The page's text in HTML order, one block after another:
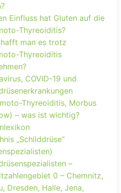
Einfluss hat Gluten auf die
Thyreoiditis?
man es trotz
Thyreoiditis
COVID-19 und
Thyreoiditis, Morbus
– was ist wichtig?
„Schilddrüse“
–
0 – Chemnitz,
Dresden, Halle, Jena,